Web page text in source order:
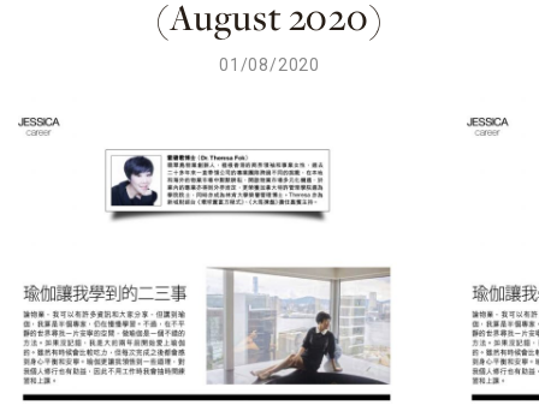
(August 2020)
01/08/2020